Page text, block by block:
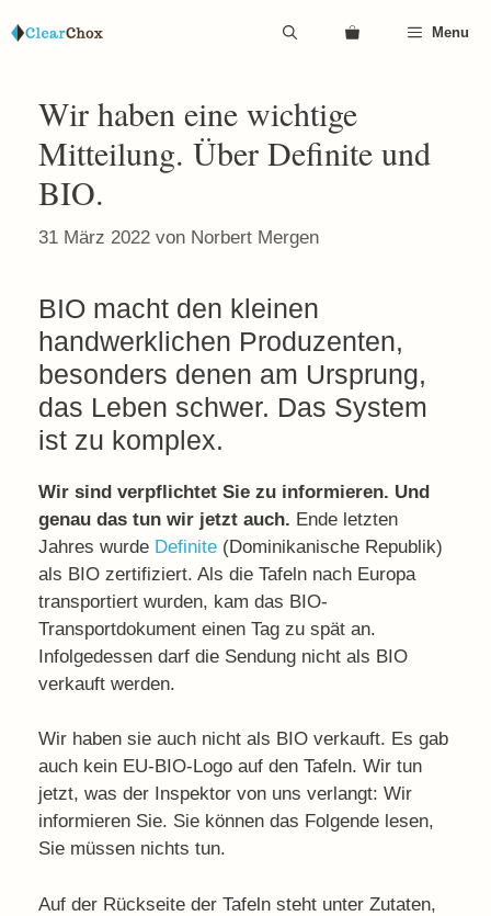
Inhalt
Menu
Wir haben eine wichtige
Mitteilung. Über Definite und
BIO.
31 März 2022 von Norbert Mergen
BIO macht den kleinen
handwerklichen Produzenten,
besonders denen am Ursprung,
das Leben schwer. Das System
ist zu komplex.
Wir sind verpflichtet Sie zu informieren. Und
genau das tun wir jetzt auch. Ende letzten
Jahres wurde Definite (Dominikanische Republik)
als BIO zertifiziert. Als die Tafeln nach Europa
transportiert wurden, kam das BIO-
Transportdokument einen Tag zu spät an.
Infolgedessen darf die Sendung nicht als BIO
verkauft werden.
Wir haben sie auch nicht als BIO verkauft. Es gab
auch kein EU-BIO-Logo auf den Tafeln. Wir tun
jetzt, was der Inspektor von uns verlangt: Wir
informieren Sie. Sie können das Folgende lesen,
Sie müssen nichts tun.
Auf der Rückseite der Tafeln steht unter Zutaten,